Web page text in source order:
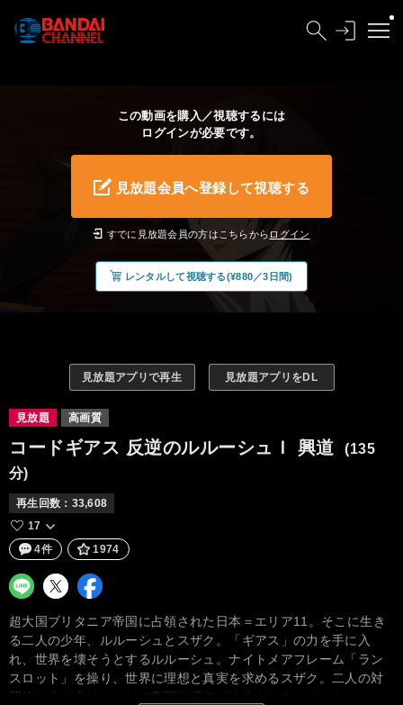
この動画を購入／視聴するには
ログインが必要です。
見放題会員へ登録して視聴する
すでに見放題会員の方はこちらからログイン
レンタルして視聴する(¥880／3日間)
見放題アプリで再生 見放題アプリをDL
見放題 高画質
コードギアス 反逆のルルーシュＩ 興道
(135
分)
再生回数： 33,608
17
4件
1974
超大国ブリタニア帝国に占領された日本＝エリア11。そこに生き
る二人の少年、ルルーシュとスザク。「ギアス」の力を手に入
れ、世界を壊そうとするルルーシュ。ナイトメアフレーム「ラン
スロット」を操り、世界に理想と真実を求めるスザク。二人の対
照的な生き方は、やがて帝国を揺るがす大きなうねりとなってい